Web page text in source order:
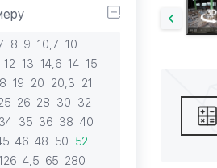
8 9 10,7 10
12 13 14,6 14 15
19 20 20,3
21
26 28 30
32
34 35 36 38 40
46 48 50
52
4,5 65 280